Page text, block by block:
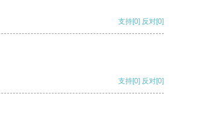
支持[0] 反对[0]
支持[0] 反对[0]